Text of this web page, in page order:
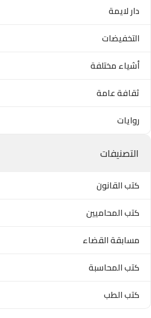
دار لايمة
التخفيضات
أشياء مختلفة
ثقافة عامة
روايات
التصنيفات
كتب القانون
كتب المحاميين
مسابقة القضاء
كتب المحاسبة
كتب الطب